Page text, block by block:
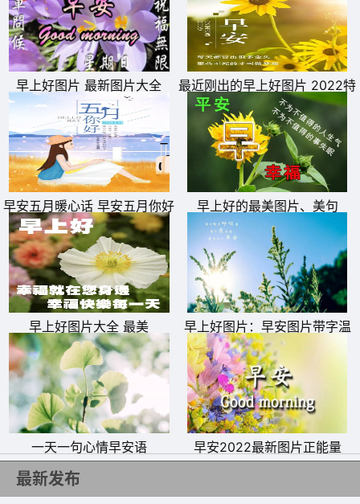
在的高度!
10、每天多一点点的努力，不为别的，只为了日后能够多一
些选择，选择自己喜欢的生活。早安!
早上好图片 最新图片大全
最近刚出的早上好图片 2022特
别漂亮的早上好图片
早安五月暖心话 早安五月你好
文字图片
早上好的最美图片、美句
早上好图片大全 最美
早上好图片：早安图片带字温
馨图片
一天一句心情早安语 早安2022最新图片正能量
最新发布